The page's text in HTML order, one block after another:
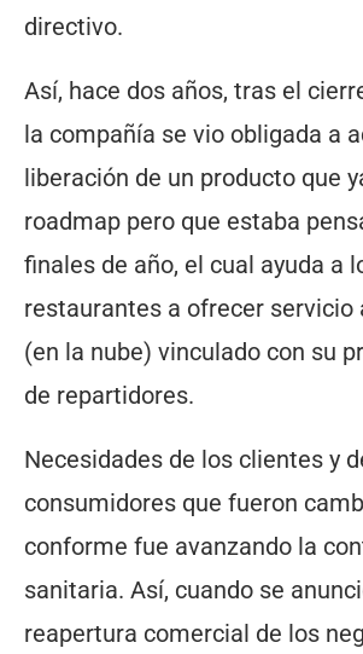
directivo.
Así, hace dos años, tras el
la compañía se vio obligada a
liberación de un producto que
roadmap pero que estaba
finales de año, el cual ayuda a
restaurantes a ofrecer servicio
(en la nube) vinculado con su
de repartidores.
Necesidades de los clientes y
consumidores que fueron
conforme fue avanzando la
sanitaria. Así, cuando se
reapertura comercial de los